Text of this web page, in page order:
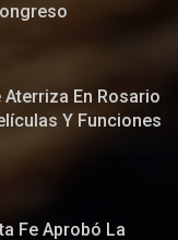
En Rosario
Y Funciones
Fe Aprobó La